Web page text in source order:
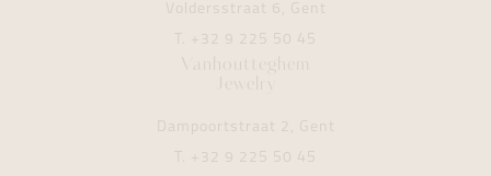
Voldersstraat 6, Gent
T. +32 9 225 50 45
Vanhoutteghem
Jewelry
Dampoortstraat 2, Gent
T. +32 9 225 50 45